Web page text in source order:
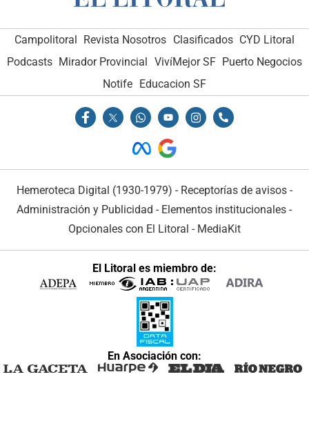
Campolitoral Revista Nosotros Clasificados CYD Litoral
Podcasts Mirador Provincial VivíMejor SF Puerto Negocios
Notife Educacion SF
Hemeroteca Digital (1930-1979) - Receptorías de avisos -
Administración y Publicidad - Elementos institucionales -
Opcionales con El Litoral - MediaKit
El Litoral es miembro de:
En Asociación con: